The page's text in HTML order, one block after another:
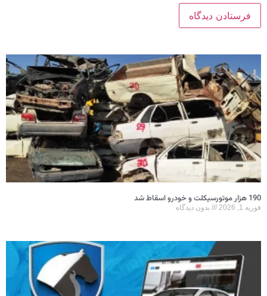
190 هزار موتورسیکلت و خودرو اسقاط شد
فوریه 1, 2026 بدون دیدگاه